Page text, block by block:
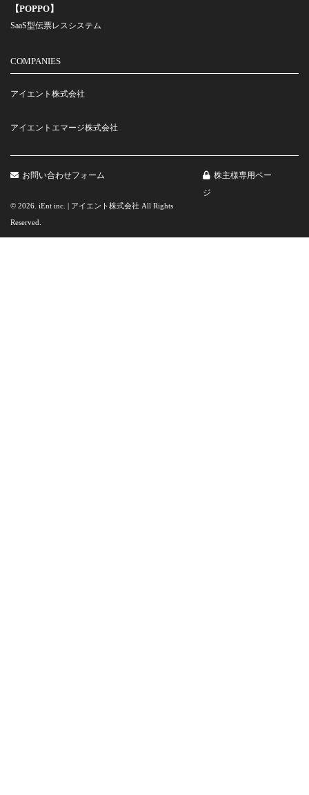
【POPPO】
SaaS型伝票レスシステム
COMPANIES
アイエント株式会社
アイエントエマージ株式会社
お問い合わせフォーム
© 2026. iEnt inc. | アイエント株式会社 All Rights
Reserved.
株主様専用ペー
ジ